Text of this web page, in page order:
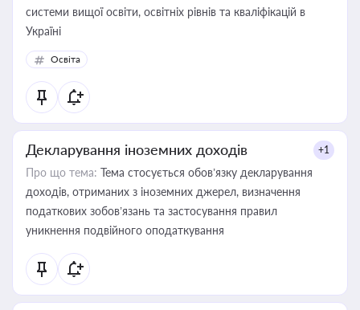
системи вищої освіти, освітніх рівнів та кваліфікацій в
Україні
Освіта
Декларування іноземних доходів +1
Про що тема: Тема стосується обов’язку декларування
доходів, отриманих з іноземних джерел, визначення
податкових зобов’язань та застосування правил
уникнення подвійного оподаткування